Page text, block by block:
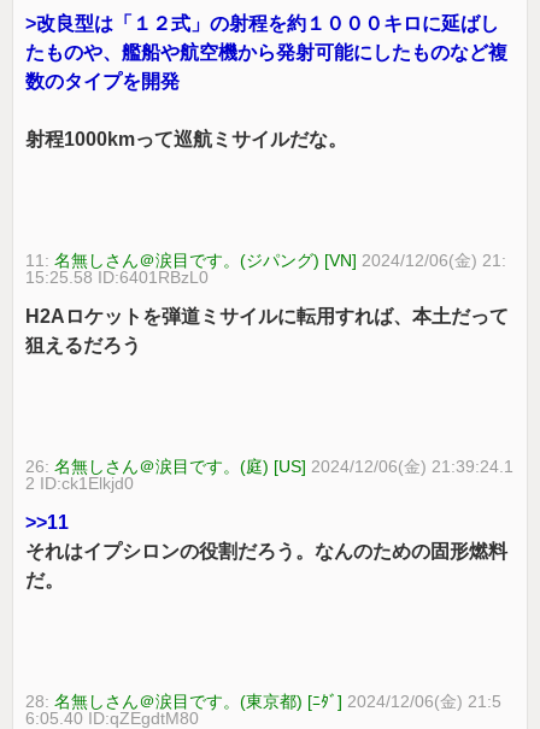
>改良型は「１２式」の射程を約１０００キロに延ばし
たものや、艦船や航空機から発射可能にしたものなど複
数のタイプを開発
射程1000kmって巡航ミサイルだな。
11:名無しさん＠涙目です。(ジパング) [VN] 2024/12/06(金) 21:
15:25.58 ID:6401RBzL0
H2Aロケットを弾道ミサイルに転用すれば、本土だって
狙えるだろう
26:名無しさん＠涙目です。(庭) [US] 2024/12/06(金) 21:39:24.1
2 ID:ck1Elkjd0
>>11
それはイプシロンの役割だろう。なんのための固形燃料
だ。
28:名無しさん＠涙目です。(東京都) [ﾆﾀﾞ] 2024/12/06(金) 21:5
6:05.40 ID:qZEgdtM80